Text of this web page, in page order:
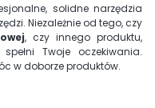
solidne narzędzia
Niezależnie od tego, czy
, czy innego produktu,
Twoje oczekiwania.
w doborze produktów.